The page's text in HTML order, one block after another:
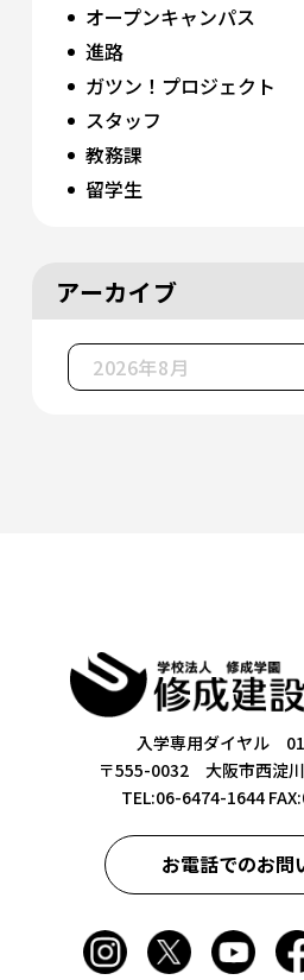
オープンキャンパス
進路
ガツン！プロジェクト
スタッフ
教務課
留学生
アーカイブ
入学専用ダイヤル
〒555-0032 大阪市西淀
TEL:06-6474-1644
お電話でのお問